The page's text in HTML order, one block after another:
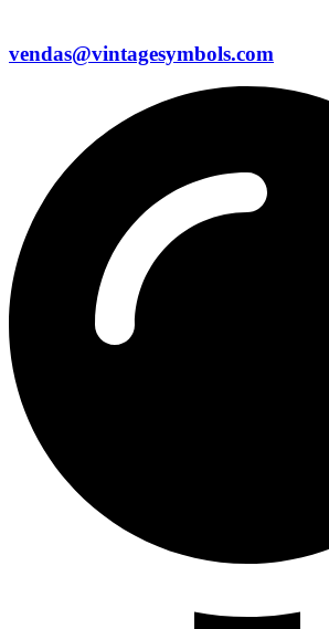
vendas@vintagesymbols.com